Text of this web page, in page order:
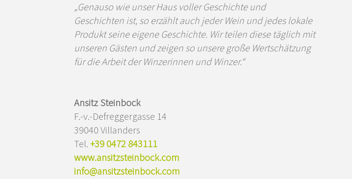
„Genauso wie unser Haus voller Geschichte und
Geschichten ist, so erzählt auch jeder Wein und jedes lokale
Produkt seine eigene Geschichte. Wir teilen diese täglich mit
unseren Gästen und zeigen so unsere große Wertschätzung
für die Arbeit der Winzerinnen und Winzer.“
Ansitz Steinbock
F.-v.-Defreggergasse 14
39040 Villanders
Tel.+39 0472 843111
www.ansitzsteinbock.com
info@ansitzsteinbock.com